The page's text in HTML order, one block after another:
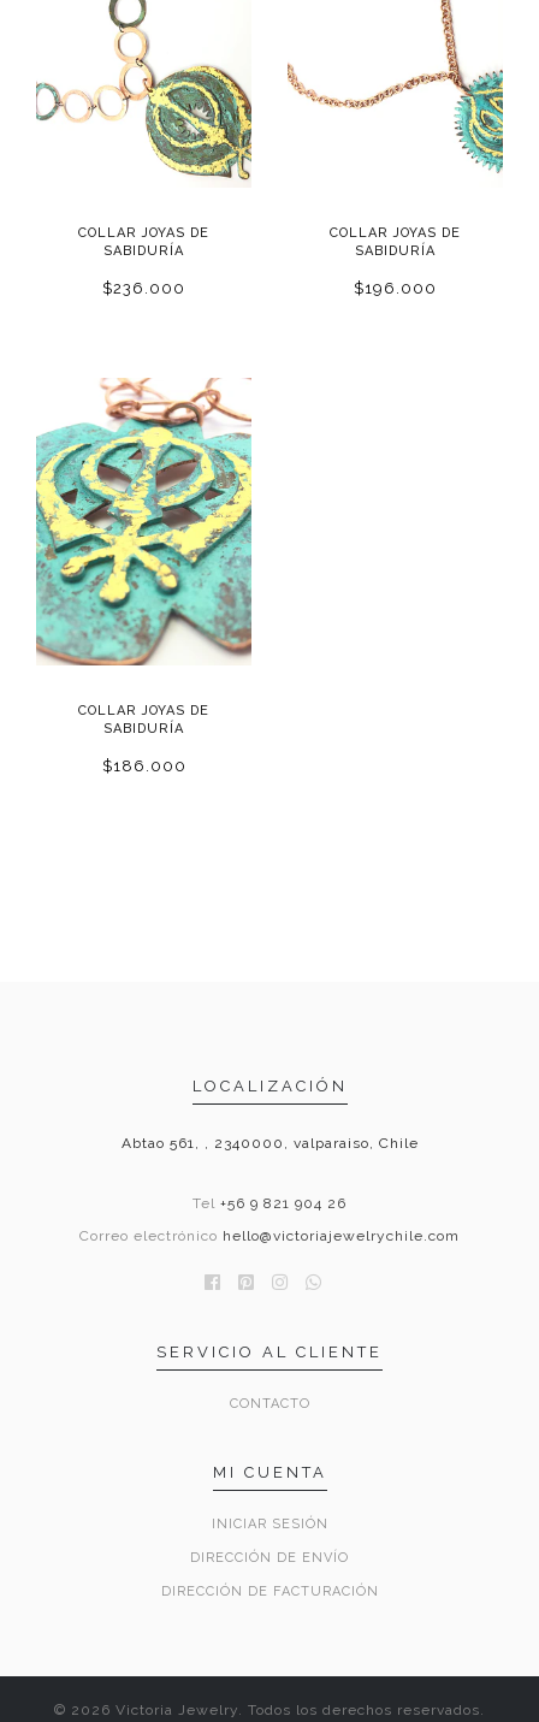
COLLAR JOYAS DE
SABIDURÍA
$236.000
COLLAR JOYAS DE
SABIDURÍA
$196.000
COLLAR JOYAS DE
SABIDURÍA
$186.000
LOCALIZACIÓN
Abtao 561, , 2340000, valparaiso, Chile
Tel +56 9 821 904 26
Correo electrónico hello@victoriajewelrychile.com
SERVICIO AL CLIENTE
CONTACTO
MI CUENTA
INICIAR SESIÓN
DIRECCIÓN DE ENVÍO
DIRECCIÓN DE FACTURACIÓN
© 2026 Victoria Jewelry. Todos los derechos reservados.